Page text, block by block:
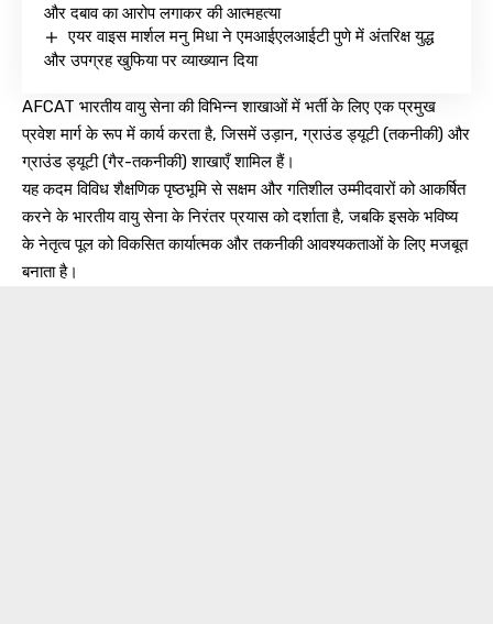
और दबाव का आरोप लगाकर की आत्महत्या
एयर वाइस मार्शल मनु मिधा ने एमआईएलआईटी पुणे में अंतरिक्ष युद्ध
और उपग्रह खुफिया पर व्याख्यान दिया
AFCAT भारतीय वायु सेना की विभिन्न शाखाओं में भर्ती के लिए एक प्रमुख
प्रवेश मार्ग के रूप में कार्य करता है, जिसमें उड़ान, ग्राउंड ड्यूटी (तकनीकी) और
ग्राउंड ड्यूटी (गैर-तकनीकी) शाखाएँ शामिल हैं।
यह कदम विविध शैक्षणिक पृष्ठभूमि से सक्षम और गतिशील उम्मीदवारों को आकर्षित
करने के भारतीय वायु सेना के निरंतर प्रयास को दर्शाता है, जबकि इसके भविष्य
के नेतृत्व पूल को विकसित कार्यात्मक और तकनीकी आवश्यकताओं के लिए मजबूत
बनाता है।